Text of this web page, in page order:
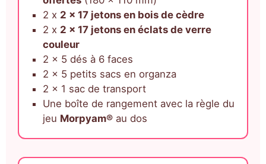
2 x 2 x 17 jetons en bois de cèdre
2 x 2 x 17 jetons en éclats de verre
couleur
2 x 5 dés à 6 faces
2 x 5 petits sacs en organza
2 x 1 sac de transport
Une boîte de rangement avec la règle du
jeu Morpyam® au dos